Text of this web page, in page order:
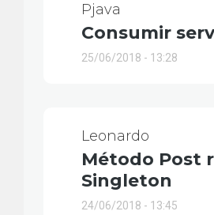
Pjava
Consumir
25/06/2018 - 13:28
Leonardo
Método Post
Singleton
24/06/2018 - 13:45